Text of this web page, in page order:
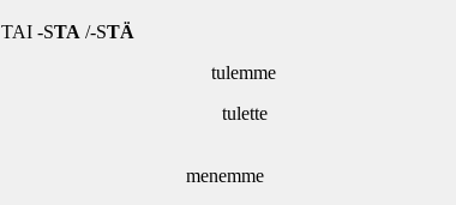
TAI -STA /-STÄ
tulemme
tulette
menemme